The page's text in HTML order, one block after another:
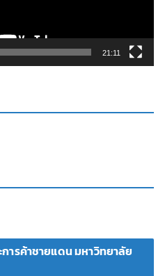
21:11
ารค้าชายแดน มหาวิทยาลัย